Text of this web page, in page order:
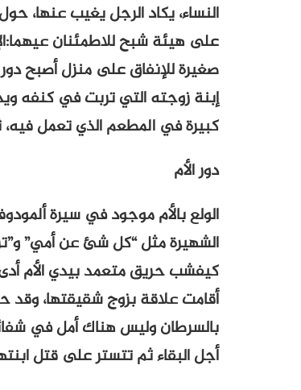
النساء، يكاد الرجل يغيب عنها،
على هيئة شبح للاطمئنان
صغيرة للإنفاق على منزل أصبح
إبنة زوجته التي تربت في كنفه
كبيرة في المطعم الذي تعمل
دور الأم
الولع بالأم موجود في سيرة
الشهيرة مثل “كل شئ عن أمي”
كيفشب حريق متعمد بيدي الأم أدى
أقامت علاقة بزوج شقيقتها، وقد
بالسرطان وليس هناك أمل في
أجل البقاء ثم تتستر على قتل